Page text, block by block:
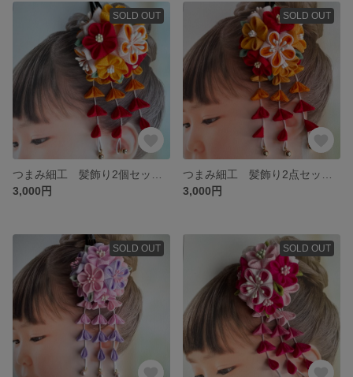
SOLD OUT
3,000円
SOLD OUT
3,000円
SOLD OUT SOLD OUT